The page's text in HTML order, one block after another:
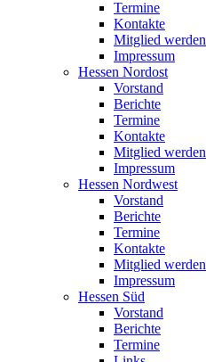
Termine
Kontakte
Mitglied werden
Impressum
Hessen Nordost
Vorstand
Berichte
Termine
Kontakte
Mitglied werden
Impressum
Hessen Nordwest
Vorstand
Berichte
Termine
Kontakte
Mitglied werden
Impressum
Hessen Süd
Vorstand
Berichte
Termine